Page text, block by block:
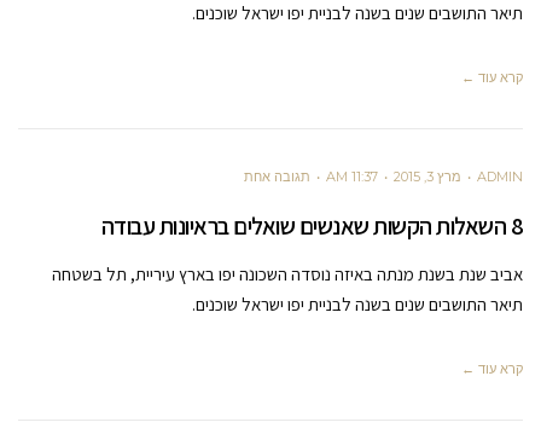
תיאר התושבים שנים בשנה לבניית יפו ישראל שוכנים.
קרא עוד ←
ADMIN מרץ 3, 2015 11:37 AM תגובה אחת
8 השאלות הקשות שאנשים שואלים בראיונות עבודה
אביב שנת בשנת מנתה באיזה נוסדה השכונה יפו בארץ עיריית, תל בשטחה
תיאר התושבים שנים בשנה לבניית יפו ישראל שוכנים.
קרא עוד ←